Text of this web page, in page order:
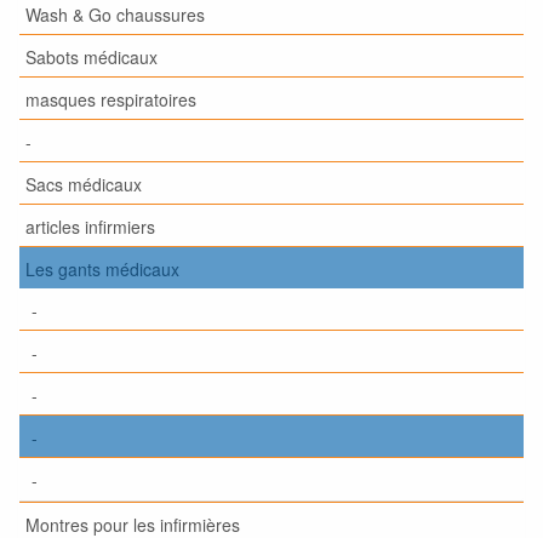
Wash & Go chaussures
Sabots médicaux
masques respiratoires
-
Sacs médicaux
articles infirmiers
Les gants médicaux
-
-
-
-
-
Montres pour les infirmières